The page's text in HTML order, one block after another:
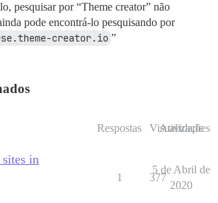
pesquisar por “Theme creator” não
pode encontrá-lo pesquisando por
creator.io ”
Respostas Visualizações
Atividade
in
1 377
5 de Abril de
2020